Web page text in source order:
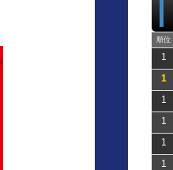
順位
1
1
1
1
1
1